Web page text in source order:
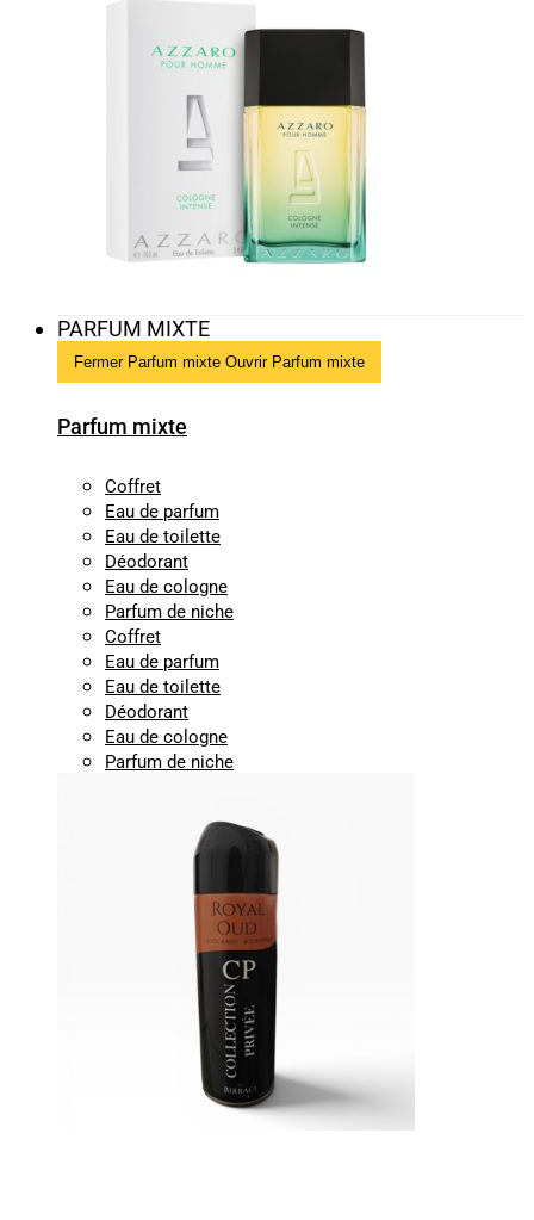
PARFUM MIXTE
Fermer Parfum mixte Ouvrir Parfum mixte
Parfum mixte
Coffret
Eau de parfum
Eau de toilette
Déodorant
Eau de cologne
Parfum de niche
Coffret
Eau de parfum
Eau de toilette
Déodorant
Eau de cologne
Parfum de niche